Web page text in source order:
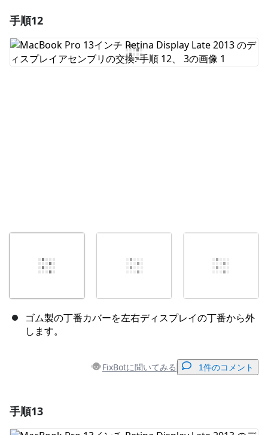
コメントを追加
手順12
ゴム製の丁番カバーを左右ディスプレイの丁番から外
します。
FixBotに聞いてみる 1件のコメント
手順13